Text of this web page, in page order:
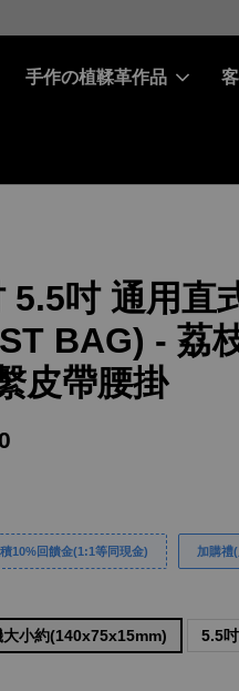
手作の植鞣革作品
5.5吋 通用直
BAG) - 荔
皮帶腰掛
10%回饋金(1:1等同現金) 加購禮
大小約(140x75x15mm)
5.5